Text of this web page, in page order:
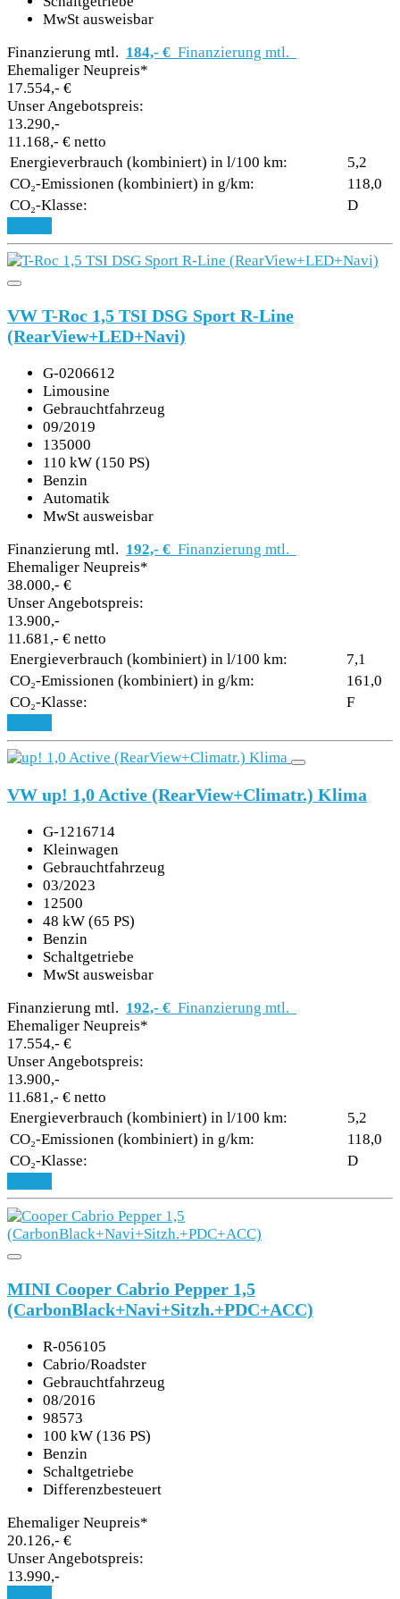
MwSt ausweisbar
Finanzierung mtl. 184,- € Finanzierung mtl.
Ehemaliger Neupreis*
17.554,- €
Unser Angebotspreis:
13.290,-
11.168,- € netto
Energieverbrauch (kombiniert) in l/100 km:
5,2
CO₂-Emissionen (kombiniert) in g/km:
118,0
CO₂-Klasse:
D
VW T-Roc 1,5 TSI DSG Sport R-Line
(RearView+LED+Navi)
G-0206612
Limousine
Gebrauchtfahrzeug
09/2019
135000
110 kW (150 PS)
Benzin
Automatik
MwSt ausweisbar
Finanzierung mtl. 192,- € Finanzierung mtl.
Ehemaliger Neupreis*
38.000,- €
Unser Angebotspreis:
13.900,-
11.681,- € netto
Energieverbrauch (kombiniert) in l/100 km:
7,1
CO₂-Emissionen (kombiniert) in g/km:
161,0
CO₂-Klasse:
F
VW up! 1,0 Active (RearView+Climatr.) Klima
G-1216714
Kleinwagen
Gebrauchtfahrzeug
03/2023
12500
48 kW (65 PS)
Benzin
Schaltgetriebe
MwSt ausweisbar
Finanzierung mtl. 192,- € Finanzierung mtl.
Ehemaliger Neupreis*
17.554,- €
Unser Angebotspreis:
13.900,-
11.681,- € netto
Energieverbrauch (kombiniert) in l/100 km:
5,2
CO₂-Emissionen (kombiniert) in g/km:
118,0
CO₂-Klasse:
D
MINI Cooper Cabrio Pepper 1,5
(CarbonBlack+Navi+Sitzh.+PDC+ACC)
R-056105
Cabrio/Roadster
Gebrauchtfahrzeug
08/2016
98573
100 kW (136 PS)
Benzin
Schaltgetriebe
Differenzbesteuert
Ehemaliger Neupreis*
20.126,- €
Unser Angebotspreis:
13.990,-